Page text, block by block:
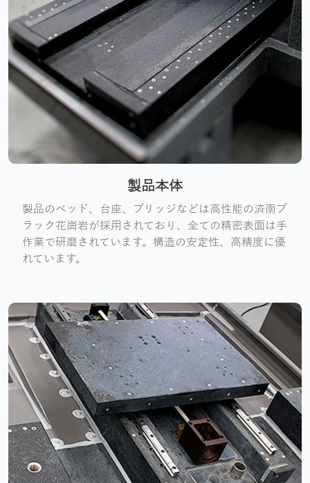
製品本体
製品のベッド、台座、ブリッジなどは高性能の済南ブ
ラック花崗岩が採用されており、全ての精密表面は手
作業で研磨されています。構造の安定性、高精度に優
れています。